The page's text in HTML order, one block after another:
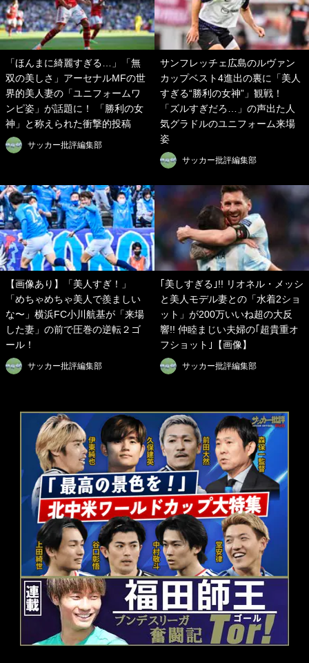
「ほんまに綺麗すぎる…」「無
双の美しさ」アーセナルMFの世
界的美人妻の「ユニフォームワ
ンピ姿」が話題に！ 「勝利の女
神」と称えられた衝撃的投稿
サッカー批評編集部
サンフレッチェ広島のルヴァン
カップベスト4進出の裏に「美人
すぎる“勝利の女神”」観戦！
「ズルすぎだろ…」の声出た人
気グラドルのユニフォーム来場
姿
サッカー批評編集部
【画像あり】「美人すぎ！」
「めちゃめちゃ美人で羨ましい
な〜」横浜FC小川航基が「来場
した妻」の前で圧巻の逆転２ゴ
ール！
サッカー批評編集部
｢美しすぎる｣!! リオネル・メッシ
と美人モデル妻との「水着2ショ
ット」が200万いいね超の大反
響!! 仲睦まじい夫婦の｢超貴重オ
フショット｣【画像】
サッカー批評編集部